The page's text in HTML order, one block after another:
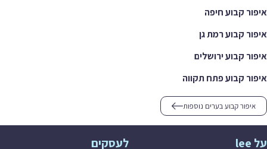
איפור קבוע חיפה
איפור קבוע רמת גן
איפור קבוע ירושלים
איפור קבוע פתח תקווה
איפור קבוע בערים נוספות
על lee לעסקים